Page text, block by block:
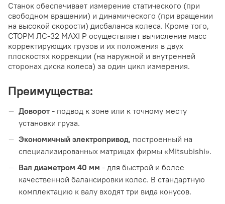
Станок обеспечивает измерение статического (при
свободном вращении) и динамического (при вращении
на высокой скорости) дисбаланса колеса. Кроме того,
СТОРМ ЛС-32 MAXI P осуществляет вычисление масс
корректирующих грузов и их положения в двух
плоскостях коррекции (на наружной и внутренней
сторонах диска колеса) за один цикл измерения.
Преимущества:
Доворот - подвод к зоне или к точному месту
установки груза.
Экономичный электропривод, построенный на
специализированных матрицах фирмы «Mitsubishi».
Вал диаметром 40 мм - для быстрой и более
качественной балансировки колес. В стандартную
комплектацию к валу входят три вида конусов.